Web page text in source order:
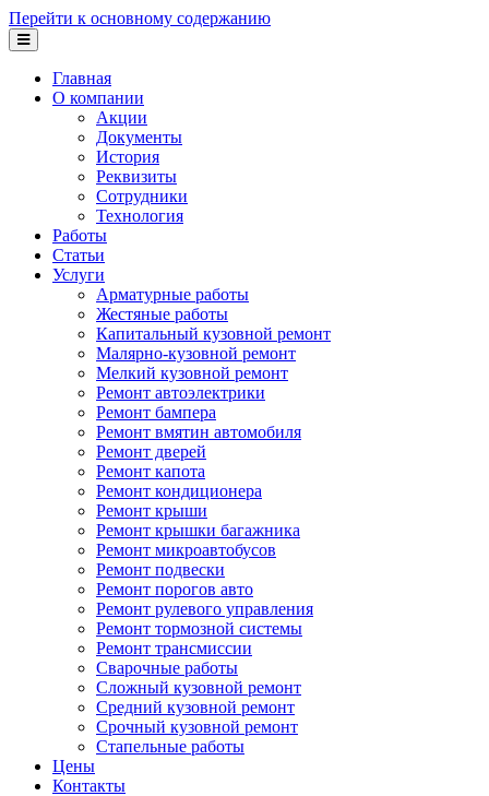
Перейти к основному содержанию
Главная
О компании
Акции
Документы
История
Реквизиты
Сотрудники
Технология
Работы
Статьи
Услуги
Арматурные работы
Жестяные работы
Капитальный кузовной ремонт
Малярно-кузовной ремонт
Мелкий кузовной ремонт
Ремонт автоэлектрики
Ремонт бампера
Ремонт вмятин автомобиля
Ремонт дверей
Ремонт капота
Ремонт кондиционера
Ремонт крыши
Ремонт крышки багажника
Ремонт микроавтобусов
Ремонт подвески
Ремонт порогов авто
Ремонт рулевого управления
Ремонт тормозной системы
Ремонт трансмиссии
Сварочные работы
Сложный кузовной ремонт
Средний кузовной ремонт
Срочный кузовной ремонт
Стапельные работы
Цены
Контакты